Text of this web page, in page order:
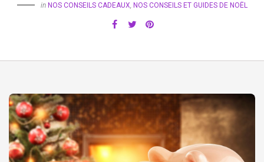
in NOS CONSEILS CADEAUX, NOS CONSEILS ET GUIDES DE NOËL